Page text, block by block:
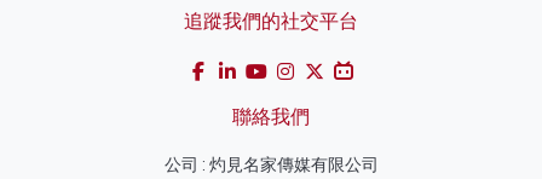
追蹤我們的社交平台
聯絡我們
公司 : 灼見名家傳媒有限公司